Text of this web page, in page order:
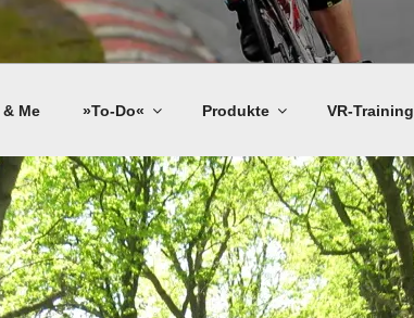
Me »To-Do« Produkte VR-Training